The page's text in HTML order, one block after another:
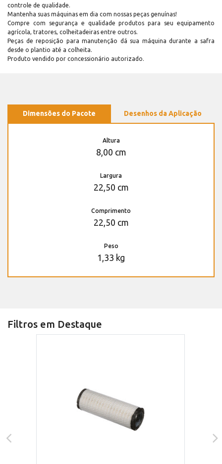
controle de qualidade.
Mantenha suas máquinas em dia com nossas peças genuínas!
Compre com segurança e qualidade produtos para seu equipamento
agrícola, tratores, colheitadeiras entre outros.
Peças de reposição para manutenção dá sua máquina durante a safra
desde o plantio até a colheita.
Produto vendido por concessionário autorizado.
Dimensões do Pacote Desenhos da Aplicação
Altura
8,00 cm
Largura
22,50 cm
Comprimento
22,50 cm
Peso
1,33 kg
Filtros em Destaque